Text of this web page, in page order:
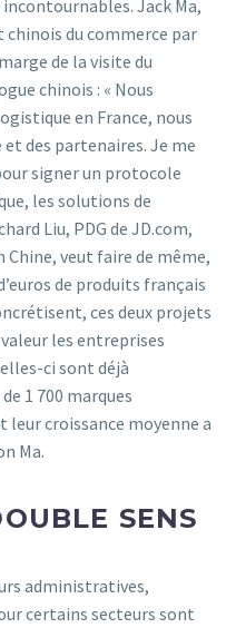
Jack Ma,
du commerce par
de la visite du
chinois : « Nous
en France, nous
des partenaires. Je me
signer un protocole
les solutions de
Liu, PDG de JD.com,
Chine, veut faire de même,
de produits français
ces deux projets
les entreprises
ci sont déjà
1 700 marques
croissance moyenne a
Ma.
SENS
administratives,
certains secteurs sont